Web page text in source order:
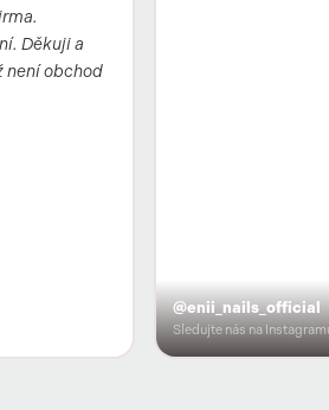
Děkuji a
není obchod
@enii_nails_official
Sledujte nás na